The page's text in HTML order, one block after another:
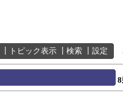
トピック表示 検索 設定